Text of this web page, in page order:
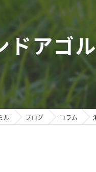
GOLFCLUB)
浦安駅前店 料金表
市原インドアゴルフ 料金
ウテミルスクール高崎店
サポート店舗 料金表
シミュレーションゴ
ウテミル試
フィッテイ
よくある質問
試打会開催
アゴ
ル ブログ コラム